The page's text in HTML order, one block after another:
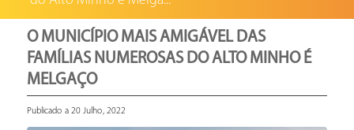
O MUNICÍPIO MAIS AMIGÁVEL DAS
FAMÍLIAS NUMEROSAS DO ALTO MINHO É
MELGAÇO
Publicado a 20 Julho, 2022